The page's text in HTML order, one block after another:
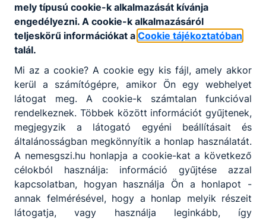
Bővebben a projektről
TOP-6.5.1-16-BC1-2017-00006
Békéscsaba Megyei Jogú Város Önkormányzata a
Terület- és Településfejlesztési Operatív Program 6.5.1-16
kódszámú pályázati felhívására „A Békéscsaba, Ligeti sor
16. szám alatti önkormányzati épület (óvoda) és a
Békéscsaba Trefort utca 2. szám alatti önkormányzati
épület (kollégium) energetikai korszerűsítése” címmel
pályázatot nyújtott be 2017. október 31-én, amely vissza
nem térítendő 100 %-os intenzitású európai uniós
támogatásban részesült. A város a tulajdonában lévő
épületek felújítása és fejlesztése által elősegíti az
Bővebben a projektről
mely típusú cookie-k alkalmazását kívánja
engedélyezni. A cookie-k alkalmazásáról
teljeskörű információkat a Cookie tájékoztatóban
talál.
Mi az a cookie? A cookie egy kis fájl, amely akkor
kerül a számítógépre, amikor Ön egy webhelyet
látogat meg. A cookie-k számtalan funkcióval
rendelkeznek. Többek között információt gyűjtenek,
megjegyzik a látogató egyéni beállításait és
általánosságban megkönnyítik a honlap használatát.
A nemesgszi.hu honlapja a cookie-kat a következő
célokból használja: információ gyűjtése azzal
kapcsolatban, hogyan használja Ön a honlapot -
annak felmérésével, hogy a honlap melyik részeit
látogatja, vagy használja leginkább, így